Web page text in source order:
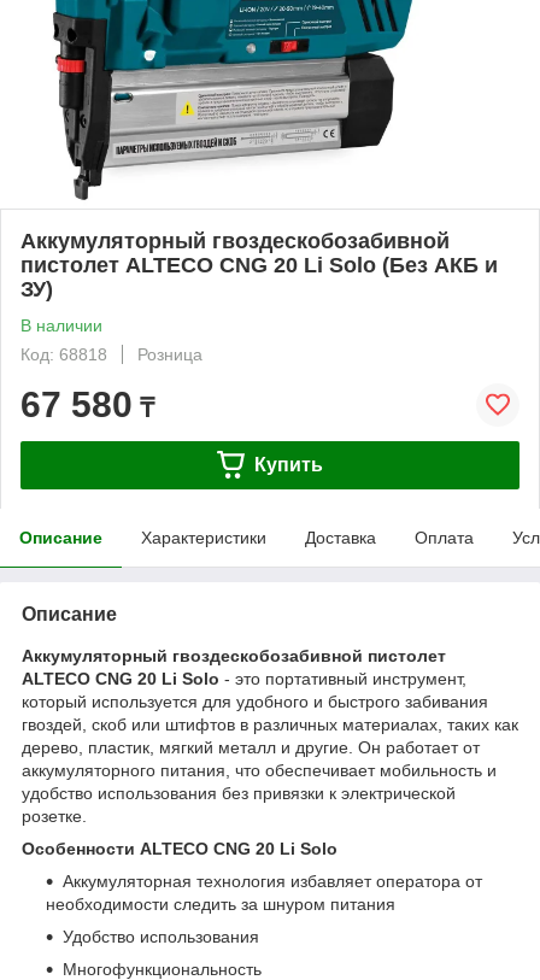
Аккумуляторный гвоздескобозабивной
пистолет ALTECO CNG 20 Li Solo (Без АКБ и
ЗУ)
В наличии
Код: 68818
Розница
67 580 ₸
Купить
Описание Характеристики Доставка Оплата
Описание
Аккумуляторный гвоздескобозабивной пистолет
ALTECO CNG 20 Li Solo - это портативный инструмент,
который используется для удобного и быстрого забивания
гвоздей, скоб или штифтов в различных материалах, таких как
дерево, пластик, мягкий металл и другие. Он работает от
аккумуляторного питания, что обеспечивает мобильность и
удобство использования без привязки к электрической
розетке.
Особенности ALTECO CNG 20 Li Solo
Аккумуляторная технология избавляет оператора от
необходимости следить за шнуром питания
Удобство использования
Многофункциональность